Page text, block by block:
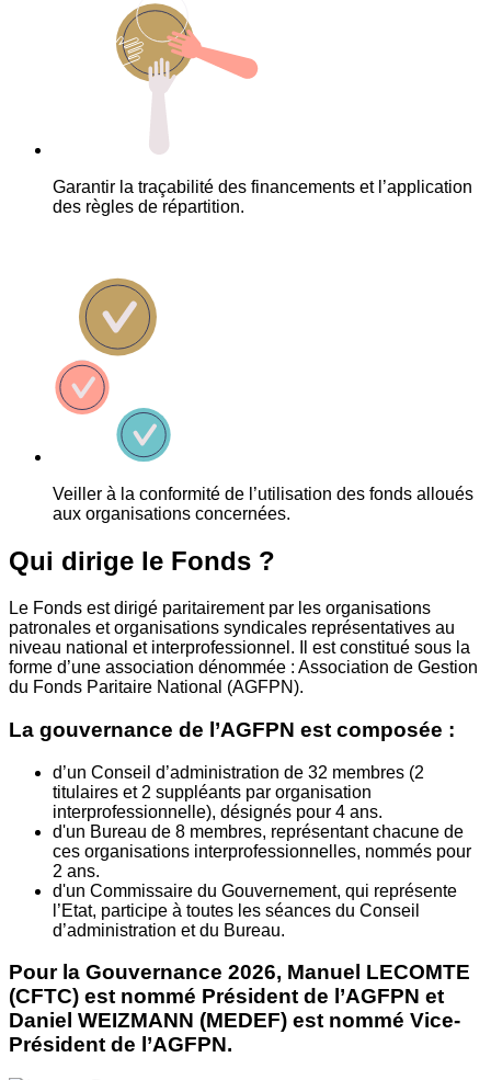
Garantir la traçabilité des financements et l’application
des règles de répartition.
Veiller à la conformité de l’utilisation des fonds alloués
aux organisations concernées.
Qui dirige le Fonds ?
Le Fonds est dirigé paritairement par les organisations
patronales et organisations syndicales représentatives au
niveau national et interprofessionnel. Il est constitué sous la
forme d’une association dénommée : Association de Gestion
du Fonds Paritaire National (AGFPN).
La gouvernance de l’AGFPN est composée :
d’un Conseil d’administration de 32 membres (2
titulaires et 2 suppléants par organisation
interprofessionnelle), désignés pour 4 ans.
d'un Bureau de 8 membres, représentant chacune de
ces organisations interprofessionnelles, nommés pour
2 ans.
d'un Commissaire du Gouvernement, qui représente
l’Etat, participe à toutes les séances du Conseil
d’administration et du Bureau.
Pour la Gouvernance 2026, Manuel LECOMTE
(CFTC) est nommé Président de l’AGFPN et
Daniel WEIZMANN (MEDEF) est nommé Vice-
Président de l’AGFPN.